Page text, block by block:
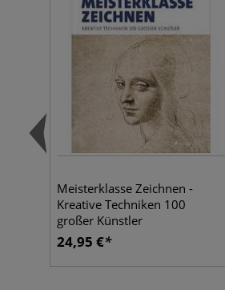
Meisterklasse Zeichnen -
Kreative Techniken 100
großer Künstler
24,95 €